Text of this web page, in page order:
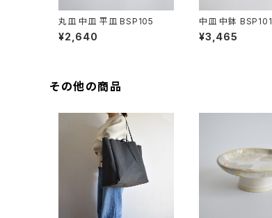
丸皿 中皿 平皿 BSP105
¥2,640
中皿 中鉢 BSP101
¥3,465
その他の商品